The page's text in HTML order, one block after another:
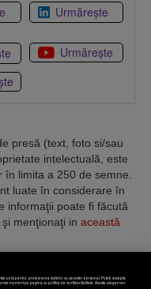
Urmărește
Urmărește
presă (text, foto si/sau
intelectuală, este
limita a 250 de semne.
luate în considerare în
informaţii poate fi făcută
menţionaţi in această
unici pentru prelucrarea datelor cu caracter personal. Puteți accepta
moment pe pagina cu politica de confidențialitate. Aceste alegeri vor